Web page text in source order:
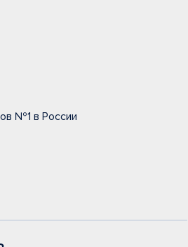
№1 в России